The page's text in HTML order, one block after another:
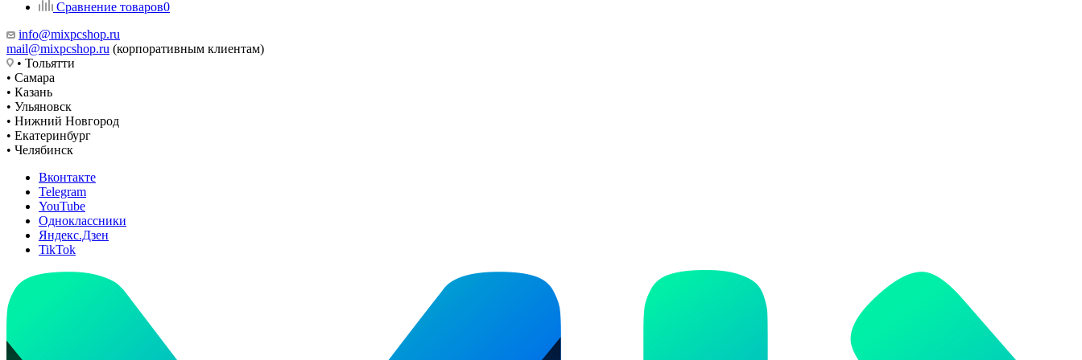
Сравнение товаров0
info@mixpcshop.ru
mail@mixpcshop.ru (корпоративным клиентам)
• Тольятти
• Самара
• Казань
• Ульяновск
• Нижний Новгород
• Екатеринбург
• Челябинск
Вконтакте
Telegram
YouTube
Одноклассники
Яндекс.Дзен
TikTok